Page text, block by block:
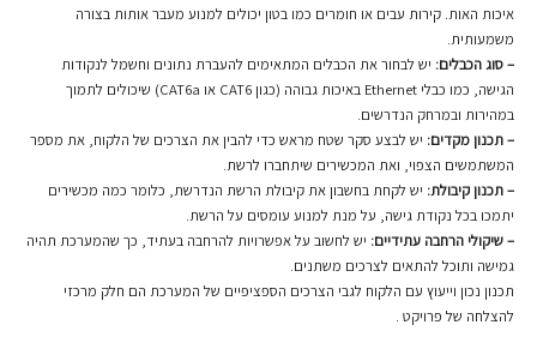
איכות האות. קירות עבים או חומרים כמו בטון יכולים למנוע מעבר אותות בצורה
משמעותית.
– סוג הכבלים: יש לבחור את הכבלים המתאימים להעברת נתונים וחשמל לנקודות
הגישה, כמו כבלי Ethernet באיכות גבוהה (כגון CAT6 או CAT6a) שיכולים לתמוך
במהירות ובמרחק הנדרשים.
– תכנון מקדים: יש לבצע סקר שטח מראש כדי להבין את הצרכים של הלקוח, את מספר
המשתמשים הצפוי, ואת המכשירים שיתחברו לרשת.
– תכנון קיבולת: יש לקחת בחשבון את קיבולת הרשת הנדרשת, כלומר כמה מכשירים
יתמכו בכל נקודת גישה, על מנת למנוע עומסים על הרשת.
– שיקולי הרחבה עתידיים: יש לחשוב על אפשרויות להרחבה בעתיד, כך שהמערכת תהיה
גמישה ותוכל להתאים לצרכים משתנים.
תכנון נכון וייעוץ עם הלקוח לגבי הצרכים הספציפיים של המערכת הם חלק מרכזי
להצלחה של פרויקט .